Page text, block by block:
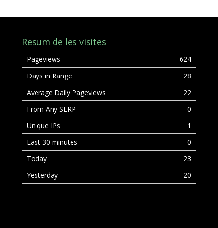
Resum de les visites
Pageviews
624
Days in Range
28
Average Daily Pageviews
22
From Any SERP
0
Unique IPs
1
Last 30 minutes
0
Today
23
Yesterday
20